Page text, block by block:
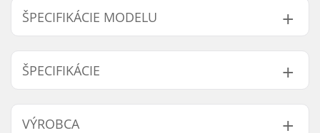
ŠPECIFIKÁCIE MODELU
25T
ŠPECIFIKÁCIE
Počet zubov:
25T, 28T
Montáž reťazového
VÝROBCA